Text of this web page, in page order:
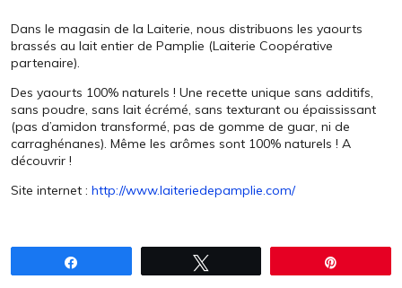
Dans le magasin de la Laiterie, nous distribuons les yaourts
brassés au lait entier de Pamplie (Laiterie Coopérative
partenaire).
Des yaourts 100% naturels ! Une recette unique sans additifs,
sans poudre, sans lait écrémé, sans texturant ou épaississant
(pas d’amidon transformé, pas de gomme de guar, ni de
carraghénanes). Même les arômes sont 100% naturels ! A
découvrir !
Site internet : http://www.laiteriedepamplie.com/